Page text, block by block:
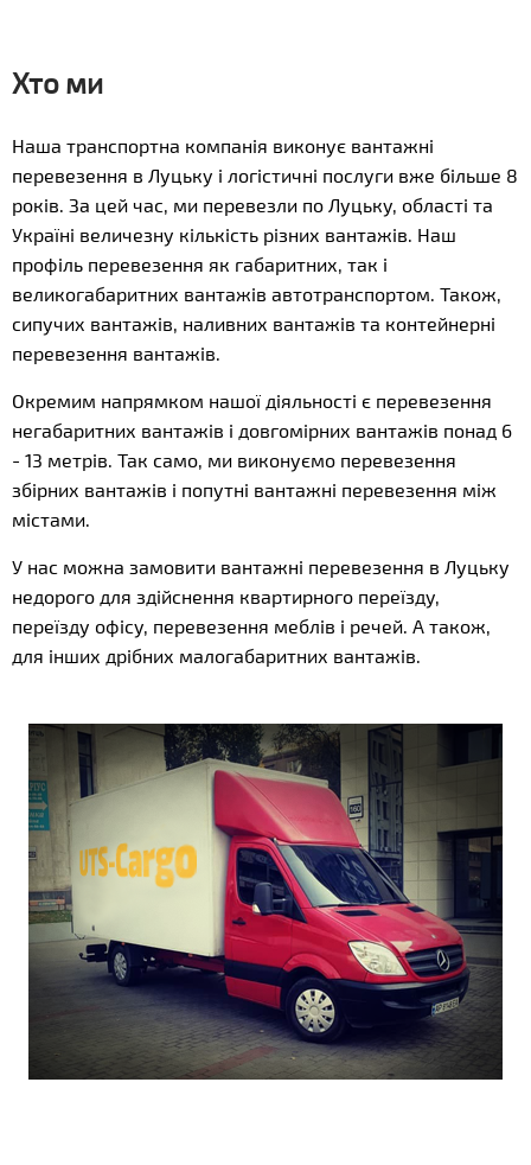
Хто ми
Наша транспортна компанія виконує вантажні
перевезення в Луцьку і логістичні послуги вже більше 8
років. За цей час, ми перевезли по Луцьку, області та
Україні величезну кількість різних вантажів. Наш
профіль перевезення як габаритних, так і
великогабаритних вантажів автотранспортом. Також,
сипучих вантажів, наливних вантажів та контейнерні
перевезення вантажів.
Окремим напрямком нашої діяльності є перевезення
негабаритних вантажів і довгомірних вантажів понад 6
- 13 метрів. Так само, ми виконуємо перевезення
збірних вантажів і попутні вантажні перевезення між
містами.
У нас можна замовити вантажні перевезення в Луцьку
недорого для здійснення квартирного переїзду,
переїзду офісу, перевезення меблів і речей. А також,
для інших дрібних малогабаритних вантажів.